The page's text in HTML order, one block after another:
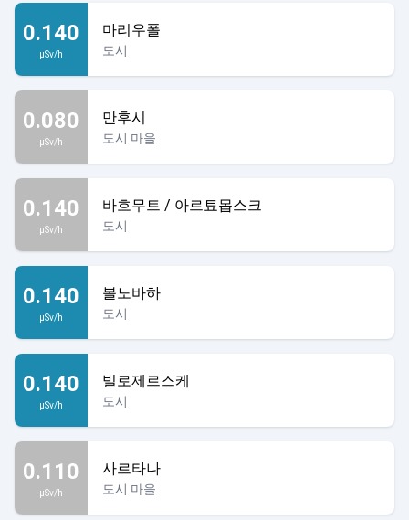
0.140
µSv/h
마리우폴
도시
0.080
µSv/h
만후시
도시 마을
0.140
µSv/h
바흐무트 / 아르툐몹스크
도시
0.140
µSv/h
볼노바하
도시
0.140
µSv/h
빌로제르스케
도시
0.110
µSv/h
사르타나
도시 마을